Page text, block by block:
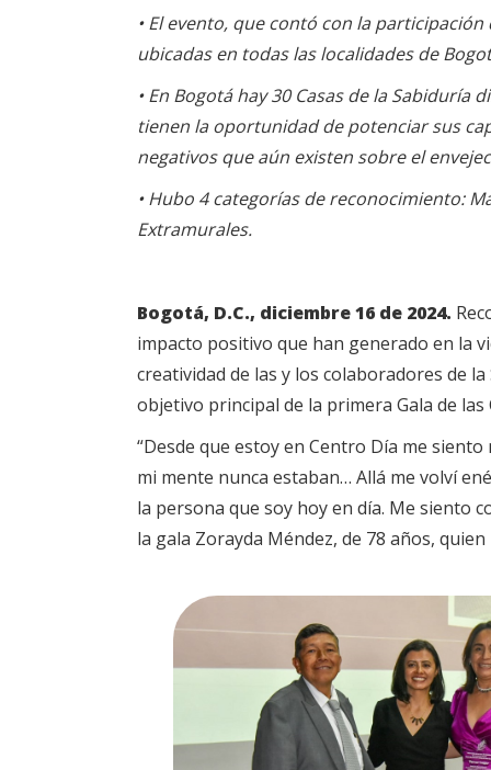
• El evento, que contó con la
ubicadas en todas las localidades de
•En Bogotá hay 30 Casas de la Sabiduría
tienen la oportunidad de potenciar sus
negativos que aún existen sobre el
• Hubo 4 categorías de reconocimiento:
Extramurales.
Bogotá, D.C., diciembre 16 de 2024.
impacto positivo que han generado en la
creatividad de las y los colaboradores de
objetivo principal de la primera Gala de las
“Desde que estoy en Centro Día me
mi mente nunca estaban… Allá me volví
la persona que soy hoy en día. Me siento
la gala Zorayda Méndez, de 78 años,